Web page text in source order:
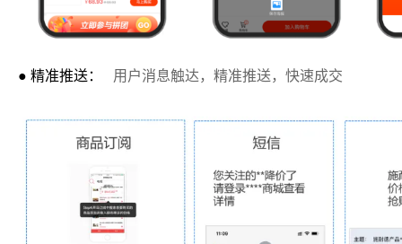
● 精准推送： 用户消息触达，精准推送，快速成交